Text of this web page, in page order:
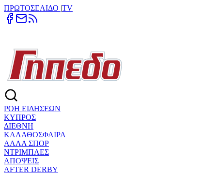
ΠΡΩΤΟΣΕΛΙΔΟ |TV
ΡΟΗ ΕΙΔΗΣΕΩΝ
ΚΥΠΡΟΣ
ΔΙΕΘΝΗ
ΚΑΛΑΘΟΣΦΑΙΡΑ
ΑΛΛΑ ΣΠΟΡ
ΝΤΡΙΜΠΛΕΣ
ΑΠΟΨΕΙΣ
AFTER DERBY